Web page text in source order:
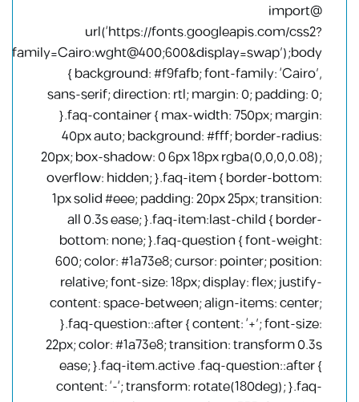
@import
url(‘https://fonts.googleapis.com/css2?
family=Cairo:wght@400;600&display=swap’);body
{ background: #f9fafb; font-family: ‘Cairo’,
sans-serif; direction: rtl; margin: 0; padding: 0;
}.faq-container { max-width: 750px; margin:
40px auto; background: #fff; border-radius:
20px; box-shadow: 0 6px 18px rgba(0,0,0,0.08);
overflow: hidden; }.faq-item { border-bottom:
1px solid #eee; padding: 20px 25px; transition:
all 0.3s ease; }.faq-item:last-child { border-
bottom: none; }.faq-question { font-weight:
600; color: #1a73e8; cursor: pointer; position:
relative; font-size: 18px; display: flex; justify-
content: space-between; align-items: center;
}.faq-question::after { content: ‘+’; font-size:
22px; color: #1a73e8; transition: transform 0.3s
ease; }.faq-item.active .faq-question::after {
content: ‘-‘; transform: rotate(180deg); }.faq-